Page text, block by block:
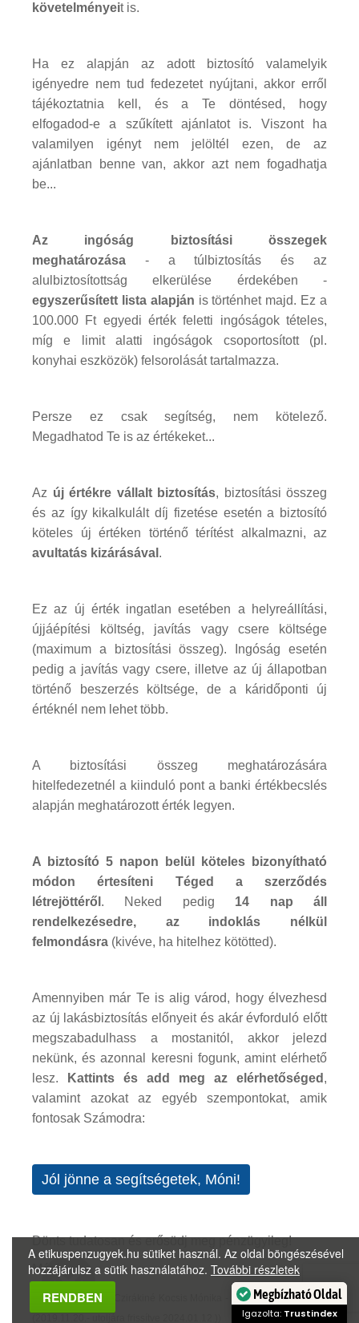
követelményeit is.
Ha ez alapján az adott biztosító valamelyik
igényedre nem tud fedezetet nyújtani, akkor erről
tájékoztatnia kell, és a Te döntésed, hogy
elfogadod-e a szűkített ajánlatot is. Viszont ha
valamilyen igényt nem jelöltél ezen, de az
ajánlatban benne van, akkor azt nem fogadhatja
be...
Az ingóság biztosítási összegek
meghatározása - a túlbiztosítás és az
alulbiztosítottság elkerülése érdekében -
egyszerűsített lista alapján is történhet majd. Ez a
100.000 Ft egyedi érték feletti ingóságok tételes,
míg e limit alatti ingóságok csoportosított (pl.
konyhai eszközök) felsorolását tartalmazza.
Persze ez csak segítség, nem kötelező.
Megadhatod Te is az értékeket...
Az új értékre vállalt biztosítás, biztosítási összeg
és az így kikalkulált díj fizetése esetén a biztosító
köteles új értéken történő térítést alkalmazni, az
avultatás kizárásával .
Ez az új érték ingatlan esetében a helyreállítási,
újjáépítési költség, javítás vagy csere költsége
(maximum a biztosítási összeg). Ingóság esetén
pedig a javítás vagy csere, illetve az új állapotban
történő beszerzés költsége, de a káridőponti új
értéknél nem lehet több.
A biztosítási összeg meghatározására
hitelfedezetnél a kiinduló pont a banki értékbecslés
alapján meghatározott érték legyen.
A biztosító 5 napon belül köteles bizonyítható
módon értesíteni Téged a szerződés
létrejöttéről . Neked pedig 14 nap áll
rendelkezésedre, az indoklás nélkül
felmondásra (kivéve, ha hitelhez kötötted).
Amennyiben már Te is alig várod, hogy élvezhesd
az új lakásbiztosítás előnyeit és akár évforduló előtt
megszabadulhass a mostanitól, akkor jelezd
nekünk, és azonnal keresni fogunk, amint elérhető
lesz.
Kattints és add meg az elérhetőséged ,
valamint azokat az egyéb szempontokat, amik
fontosak Számodra:
Jól jönne a segítségetek, Móni!
Dönts tudatosan és erősödj meg pénzügyileg!
Móni
(Szerző és képek: Czirákiné Kocsis Mónika - minden jog fenntartva
A etikuspenzugyek.hu sütiket használ. Az oldal böngészésével
hozzájárulsz a sütik használatához. További részletek
RENDBEN Megbízható Oldal
Igazolta: Trustindex